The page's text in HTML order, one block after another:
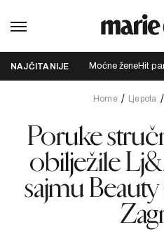
NAJČITANIJE Moćne ženeHit
Home Ljepota
Poruke
obilježile
sajmu